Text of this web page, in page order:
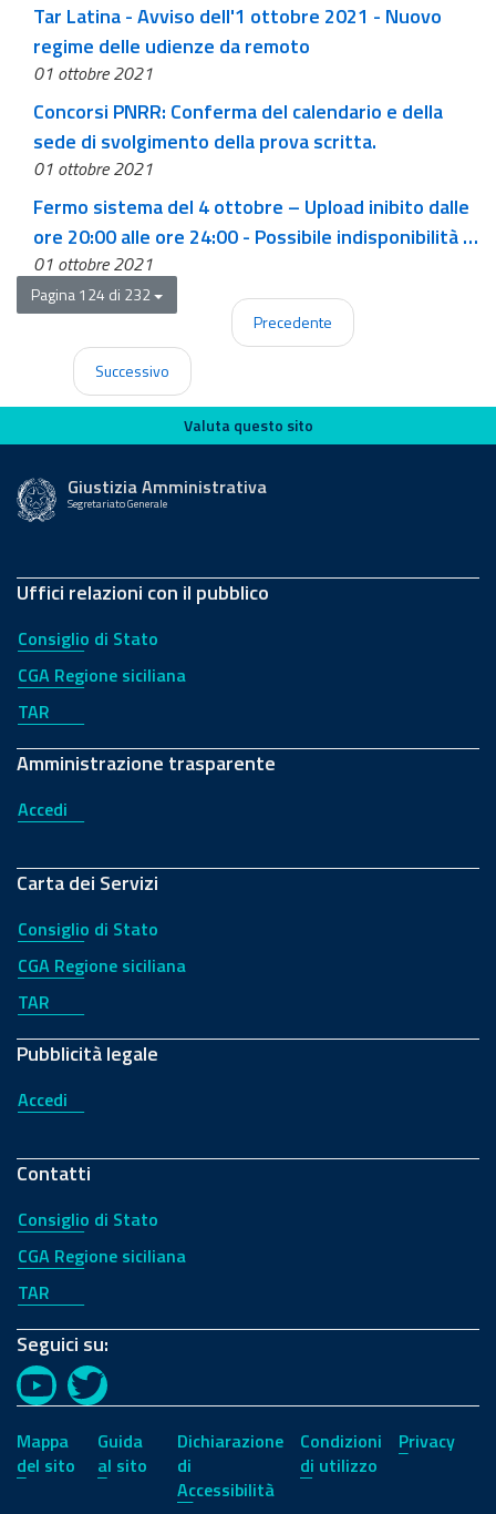
Tar Latina - Avviso dell'1 ottobre 2021 - Nuovo
regime delle udienze da remoto
01 ottobre 2021
Concorsi PNRR: Conferma del calendario e della
sede di svolgimento della prova scritta.
01 ottobre 2021
Fermo sistema del 4 ottobre – Upload inibito dalle
ore 20:00 alle ore 24:00 - Possibile indisponibilità di
accesso del Portale del Cittadino ore 18:00 del 4.10
alle ore 10:00 del 5.10
01 ottobre 2021
Pagina 124 di 232
Precedente
Successivo
Valuta questo sito
Valuta questo sito
Giustizia Amministrativa
Segretariato Generale
Uffici relazioni con il pubblico
Consiglio di Stato
CGA Regione siciliana
TAR
Amministrazione trasparente
Accedi
Carta dei Servizi
Consiglio di Stato
CGA Regione siciliana
TAR
Pubblicità legale
Accedi
Contatti
Consiglio di Stato
CGA Regione siciliana
TAR
Seguici su:
YouTubeTwitter
Mappa
del sito
Guida
al sito
Dichiarazione
di
Accessibilità
Condizioni
di utilizzo
Privacy